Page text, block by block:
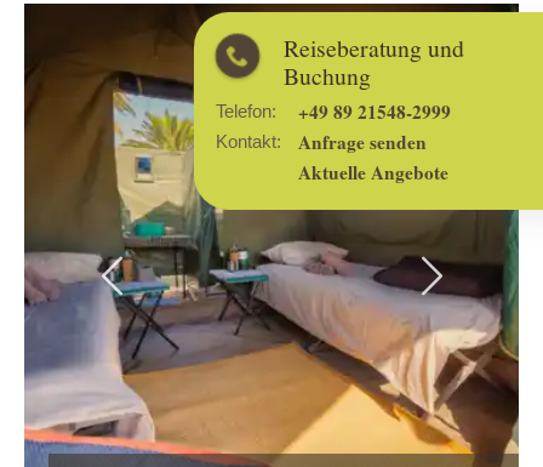
Reiseberatung und
Buchung
Telefon: +49 89 21548-2999
Kontakt:
Anfrage senden
Aktuelle Angebote
Previous Next